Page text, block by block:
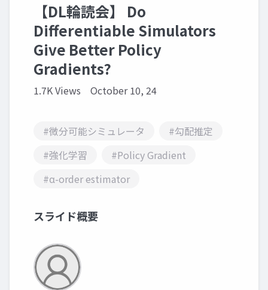
【DL輪読会】 Do
Differentiable Simulators
Give Better Policy
Gradients?
1.7K Views October 10, 24
#微分可能シミュレータ
#勾配推定
#強化学習
#Policy Gradient
#α-order estimator
スライド概要